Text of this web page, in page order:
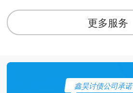
更多服务
鑫昊讨债公司承诺